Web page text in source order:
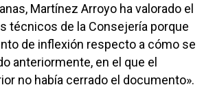
Martínez Arroyo ha valorado el
técnicos de la Consejería porque
de inflexión respecto a cómo se
anteriormente, en el que el
no había cerrado el documento».